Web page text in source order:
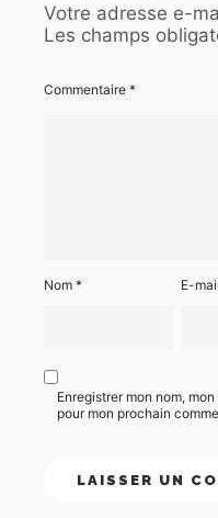
Votre adresse e-
Les champs
Commentaire *
Nom * E-
Enregistrer mon nom,
pour mon prochain